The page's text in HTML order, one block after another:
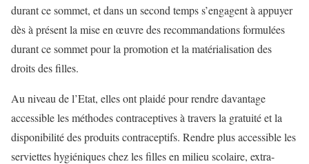
durant ce sommet, et dans un second temps s’engagent à appuyer
dès à présent la mise en œuvre des recommandations formulées
durant ce sommet pour la promotion et la matérialisation des
droits des filles.
Au niveau de l’Etat, elles ont plaidé pour rendre davantage
accessible les méthodes contraceptives à travers la gratuité et la
disponibilité des produits contraceptifs. Rendre plus accessible les
serviettes hygiéniques chez les filles en milieu scolaire, extra-